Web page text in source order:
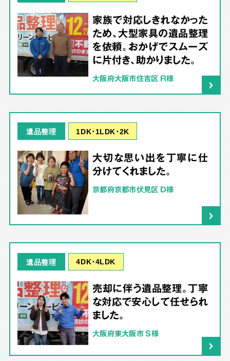
家族で対応しきれなかった
ため、大型家具の遺品整理
を依頼。おかげでスムーズ
に片付き、助かりました。
大阪府大阪市住吉区 R様
遺品整理 1DK･1LDK･2K
大切な思い出を丁寧に仕
分けてくれました。
京都府京都市伏見区 D様
遺品整理 4DK･4LDK
売却に伴う遺品整理。丁寧
な対応で安心して任せられ
ました。
大阪府東大阪市 S様